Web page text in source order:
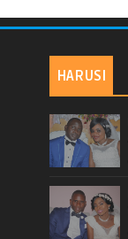
HARUSI